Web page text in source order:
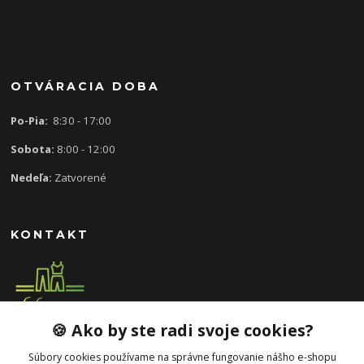
OTVÁRACIA DOBA
Po-Pia: 8:30 - 17:00
Sobota: 8:00 - 12:00
Nedeľa: Zatvorené
KONTAKT
0907 613 939
🍪 Ako by ste radi svoje cookies?
Súbory cookies používame na správne fungovanie nášho e-shopu